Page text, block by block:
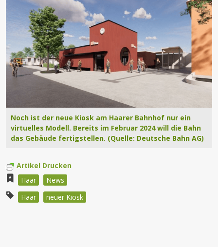
Noch ist der neue Kiosk am Haarer Bahnhof nur ein
virtuelles Modell. Bereits im Februar 2024 will die Bahn
das Gebäude fertigstellen. (Quelle: Deutsche Bahn AG)
Artikel Drucken
Haar
News
Haar
neuer Kiosk